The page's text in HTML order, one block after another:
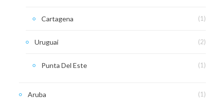
Cartagena (1)
Uruguai (2)
Punta Del Este (1)
Aruba (1)